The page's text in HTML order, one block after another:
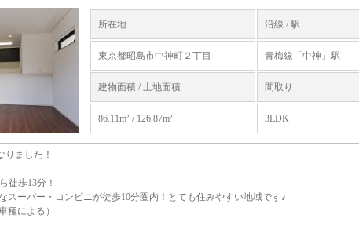
所在地 沿線 / 駅
東京都昭島市中神町２丁目 青梅線「中神」駅
建物面積 / 土地面積 間取り
86.11m² / 126.87m² 3LDK
ました！
徒歩13分！
スーパー・コンビニが徒歩10分圏内！とても住みやすい地域です♪
種による）